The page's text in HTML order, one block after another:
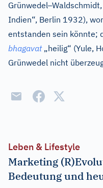
Grünwedel–
Indien“, Berlin 1932),
entstanden sein könnte;
bhagavat„heilig“ (Yule,
Grünwedel nicht
Leben & Lifestyle
Marketing
Bedeutung und